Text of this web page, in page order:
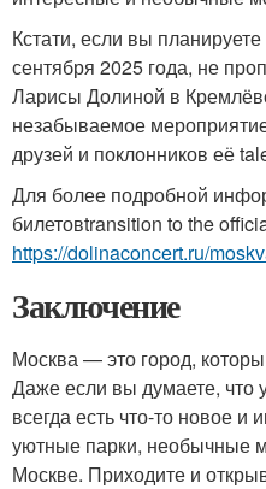
Кстати, если вы
сентября 2025 года, не
Ларисы Долиной в
незабываемое
друзей и поклонников её
Для более подробной
билетовtransition to the
https://dolinaconcert.ru/
Заключение
Москва — это город,
Даже если вы думаете, что
всегда есть что-то новое и
уютные парки, необычные
Москве. Приходите и